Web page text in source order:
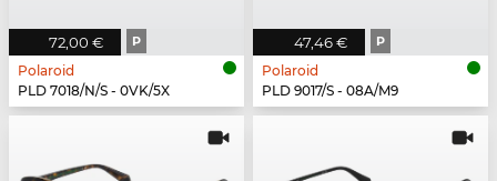
72,00 € P
Polaroid
PLD 7018/N/S - 0VK/5X
47,46 € P
Polaroid
PLD 9017/S - 08A/M9